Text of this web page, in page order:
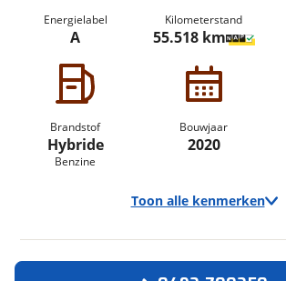
Energielabel
A
Kilometerstand
55.518 km
Brandstof
Hybride
Benzine
Bouwjaar
2020
Toon alle kenmerken